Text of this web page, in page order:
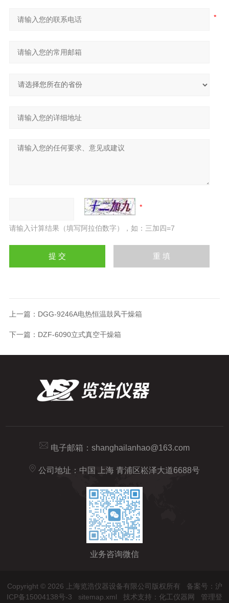
请输入计算结果（填写阿拉伯数字），如：三加四=7
上一篇： DGG-9246A电热恒温鼓风干燥箱
下一篇： DZF-6090立式真空干燥箱
电子邮箱： shanghailanhao@163.com
公司地址：中国 上海 青浦区崧泽大道6688号
业务咨询微信
Copyright © 2026 上海览浩仪器设备有限公司版权所有 备案号：沪
ICP备15004138号-3
sitemap.xml 技术支持： 化工仪器网 管理登